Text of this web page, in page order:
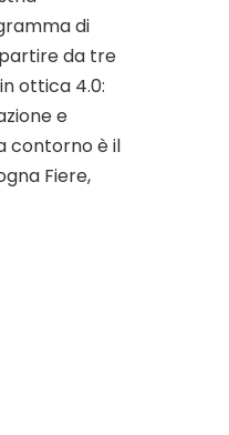
di
partire da tre
ottica 4.0:
e
contorno è il
Fiere,